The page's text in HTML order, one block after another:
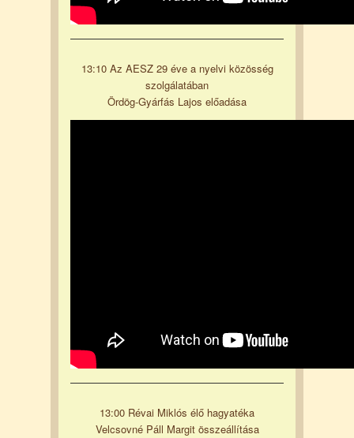
13:10 Az AESZ 29 éve a nyelvi közösség
szolgálatában
Ördög-Gyárfás Lajos előadása
13:00 Révai Miklós élő hagyatéka
Velcsovné Páll Margit összeállítása